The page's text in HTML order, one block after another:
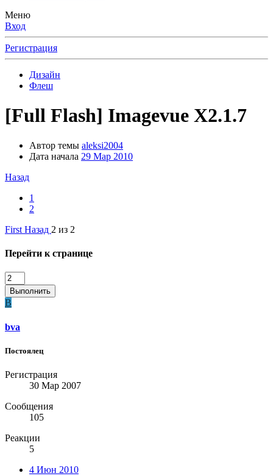
Меню
Вход
Регистрация
Дизайн
Флеш
[Full Flash] Imagevue X2.1.7
Автор темы aleksi2004
Дата начала 29 Мар 2010
Назад
1
2
First Назад 2 из 2
Перейти к странице
Выполнить
B
bva
Постоялец
Регистрация
30 Мар 2007
Сообщения
105
Реакции
5
4 Июн 2010